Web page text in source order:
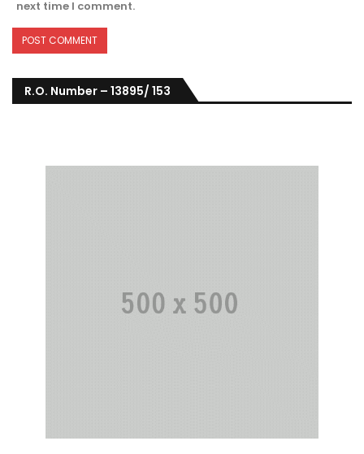
next time I comment.
R.O. Number – 13895/ 153